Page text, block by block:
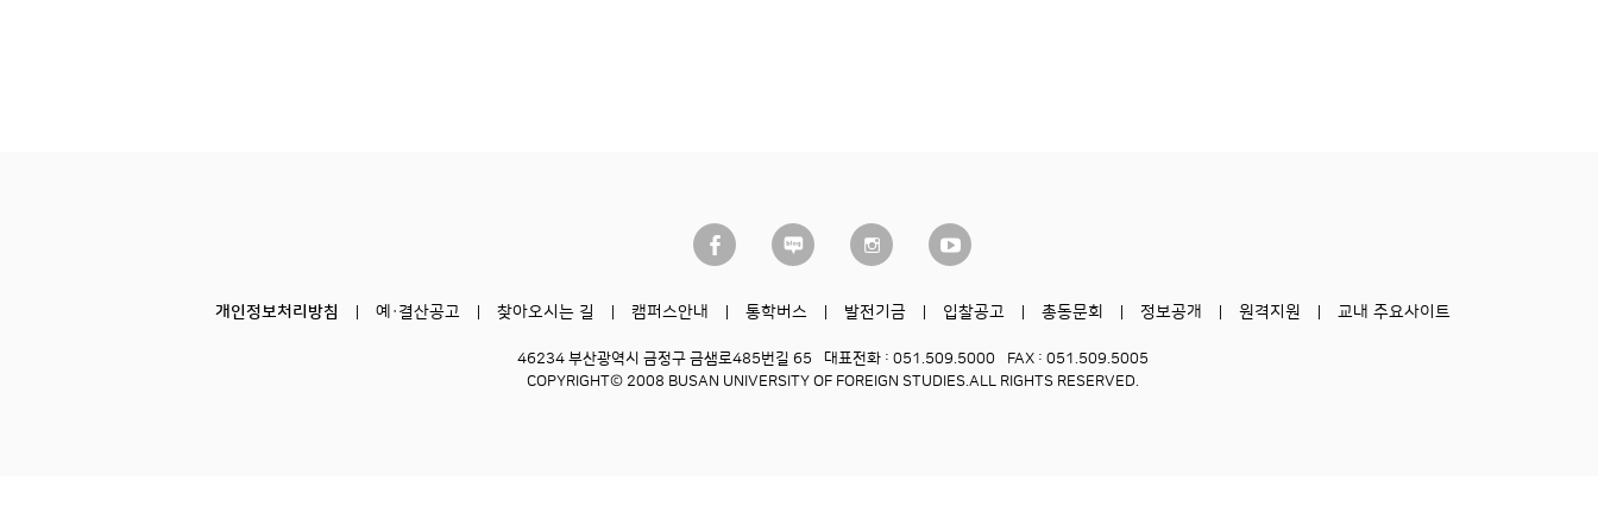
개인정보처리방침 예·결산공고 찾아오시는 길 캠퍼스안내 통학버스 발전기금 입찰공고 총동문회 정보공개 원격지원 교내 주요사이트
46234 부산광역시 금정구 금샘로485번길 65 대표전화 : 051.509.5000
FAX : 051.509.5005
COPYRIGHT© 2008 BUSAN UNIVERSITY OF FOREIGN STUDIES. ALL RIGHTS RESERVED.